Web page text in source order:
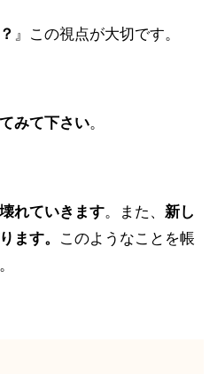
』この視点が大切です。
みて下さい。
れていきます。また、 新し
ます。 このようなことを帳